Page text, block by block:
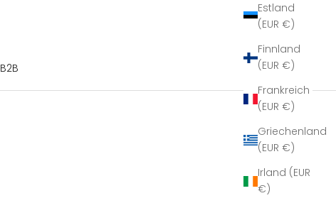
B2B
Estland
(EUR €)
Finnland
(EUR €)
Frankreich
(EUR €)
Griechenland
(EUR €)
Irland (EUR
€)